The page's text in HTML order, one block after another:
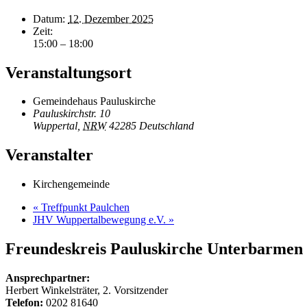
Datum: 12. Dezember 2025
Zeit:
15:00 – 18:00
Veranstaltungsort
Gemeindehaus Pauluskirche
Pauluskirchstr. 10
Wuppertal, NRW 42285 Deutschland
Veranstalter
Kirchengemeinde
« Treffpunkt Paulchen
JHV Wuppertalbewegung e.V. »
Freundeskreis Pauluskirche Unterbarmen
Ansprechpartner:
Herbert Winkelsträter, 2. Vorsitzender
Telefon: 0202 81640